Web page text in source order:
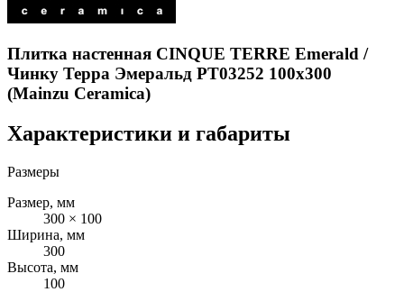
Плитка настенная CINQUE TERRE Emerald /
Чинку Терра Эмеральд PT03252 100x300
(Mainzu Ceramica)
Характеристики и габариты
Размеры
Размер, мм
300 × 100
Ширина, мм
300
Высота, мм
100